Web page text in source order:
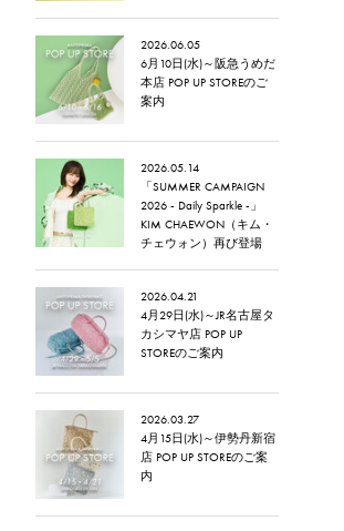
2026.06.05
6月10日(水)～阪急うめだ
本店 POP UP STOREのご
案内
2026.05.14
「SUMMER CAMPAIGN
2026 - Daily Sparkle -」
KIM CHAEWON（キム・
チェウォン）再び登場
2026.04.21
4月29日(水)～JR名古屋タ
カシマヤ店 POP UP
STOREのご案内
2026.03.27
4月15日(水)～伊勢丹新宿
店 POP UP STOREのご案
内